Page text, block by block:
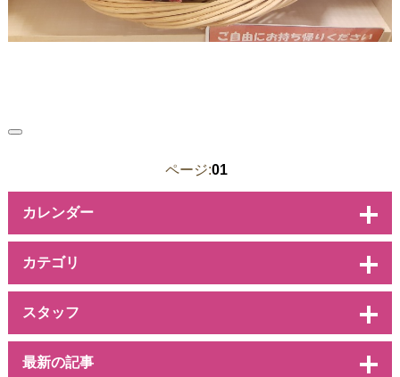
ページ:01
カレンダー
カテゴリ
スタッフ
最新の記事